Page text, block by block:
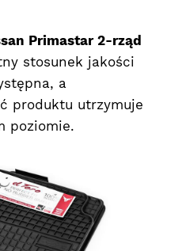
Primastar 2-rząd
stosunek jakości
a
produktu utrzymuje
poziomie.